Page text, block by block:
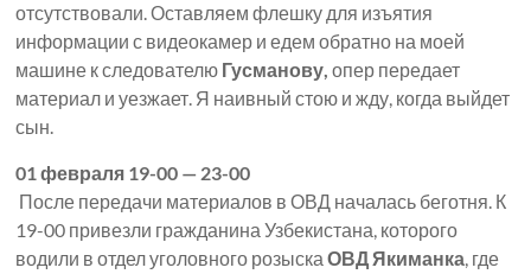
отсутствовали. Оставляем флешку для изъятия
информации с видеокамер и едем обратно на моей
машине к следователю Гусманову, опер передает
материал и уезжает. Я наивный стою и жду, когда выйдет
сын.
01 февраля 19-00 — 23-00
После передачи материалов в ОВД началась беготня. К
19-00 привезли гражданина Узбекистана, которого
водили в отдел уголовного розыскаОВД Якиманка, где